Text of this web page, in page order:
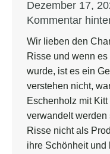
Dezember 17,
Kommentar
Wir lieben den
Risse und wenn
wurde, ist es ein
verstehen nicht,
Eschenholz mit
verwandelt werden
Risse nicht als
ihre Schönheit